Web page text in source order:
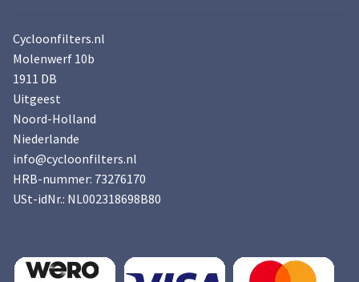
Cycloonfilters.nl
Molenwerf 10b
1911 DB
Uitgeest
Noord-Holland
Niederlande
info@cycloonfilters.nl
HRB-nummer: 73276170
USt-idNr.: NL002318698B80